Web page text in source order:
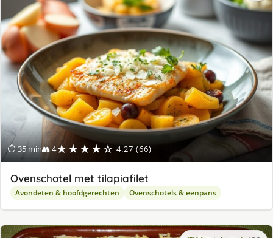
⏱ 35 min👥 4★★★★☆ 4.27 (66)
Ovenschotel met tilapiafilet
Avondeten & hoofdgerechten Ovenschotels & eenpans